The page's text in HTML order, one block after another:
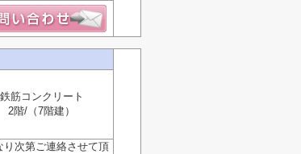
鉄筋コンクリート
2階/（7階建）
次第ご連絡させて頂